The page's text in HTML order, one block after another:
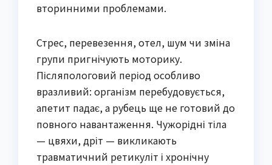
вторинними проблемами.
Стрес, перевезення, отел, шум чи зміна
групи пригнічують моторику.
Післяпологовий період особливо
вразливий: організм перебудовується,
апетит падає, а рубець ще не готовий до
повного навантаження. Чужорідні тіла
— цвяхи, дріт — викликають
травматичний ретикуліт і хронічну